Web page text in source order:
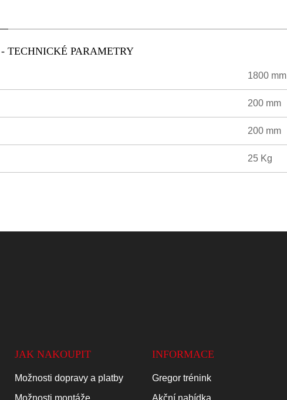
TECHNICKÉ PARAMETRY
1800 mm
200 mm
200 mm
25 Kg
JAK NAKOUPIT
Možnosti dopravy a platby
INFORMACE
Gregor trénink